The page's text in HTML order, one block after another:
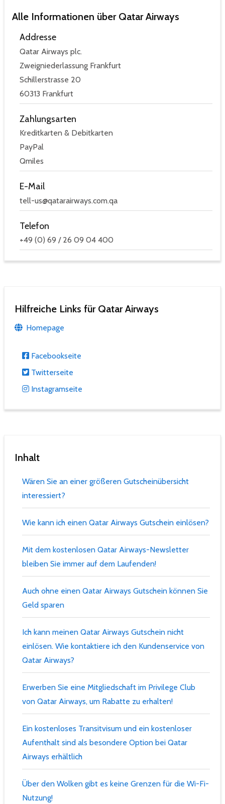
Alle Informationen über Qatar Airways
Addresse
Qatar Airways plc.
Zweigniederlassung Frankfurt
Schillerstrasse 20
60313 Frankfurt
Zahlungsarten
Kreditkarten & Debitkarten
PayPal
Qmiles
E-Mail
tell-us@qatarairways.com.qa
Telefon
+49 (0) 69 / 26 09 04 400
Hilfreiche Links für Qatar Airways
Homepage
Facebookseite
Twitterseite
Instagramseite
Inhalt
Wären Sie an einer größeren Gutscheinübersicht
interessiert?
Wie kann ich einen Qatar Airways Gutschein einlösen?
Mit dem kostenlosen Qatar Airways-Newsletter
bleiben Sie immer auf dem Laufenden!
Auch ohne einen Qatar Airways Gutschein können Sie
Geld sparen
Ich kann meinen Qatar Airways Gutschein nicht
einlösen. Wie kontaktiere ich den Kundenservice von
Qatar Airways?
Erwerben Sie eine Mitgliedschaft im Privilege Club
von Qatar Airways, um Rabatte zu erhalten!
Ein kostenloses Transitvisum und ein kostenloser
Aufenthalt sind als besondere Option bei Qatar
Airways erhältlich
Über den Wolken gibt es keine Grenzen für die Wi-Fi-
Nutzung!